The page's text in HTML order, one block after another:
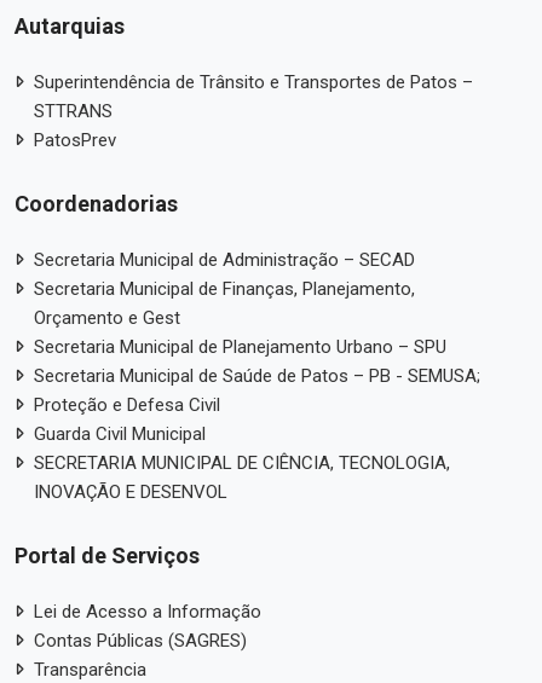
Autarquias
Superintendência de Trânsito e Transportes de Patos –
STTRANS
PatosPrev
Coordenadorias
Secretaria Municipal de Administração – SECAD
Secretaria Municipal de Finanças, Planejamento,
Orçamento e Gest
Secretaria Municipal de Planejamento Urbano – SPU
Secretaria Municipal de Saúde de Patos – PB - SEMUSA;
Proteção e Defesa Civil
Guarda Civil Municipal
SECRETARIA MUNICIPAL DE CIÊNCIA, TECNOLOGIA,
INOVAÇÃO E DESENVOL
Portal de Serviços
Lei de Acesso a Informação
Contas Públicas (SAGRES)
Transparência